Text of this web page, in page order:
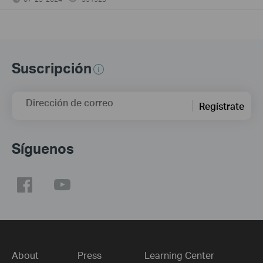
Suscripción
Dirección de correo Regístrate
Síguenos
About Press Learning Center